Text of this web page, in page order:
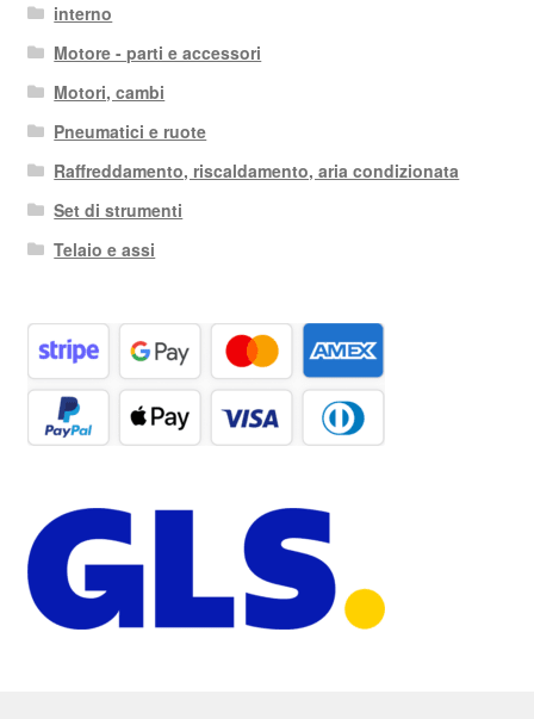
interno
Motore - parti e accessori
Motori, cambi
Pneumatici e ruote
Raffreddamento, riscaldamento, aria condizionata
Set di strumenti
Telaio e assi